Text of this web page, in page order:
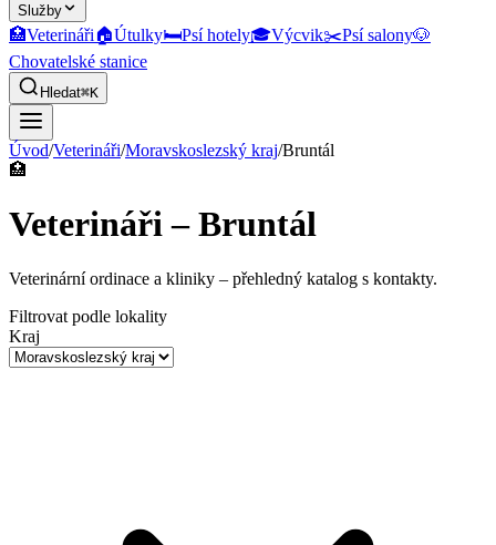
Služby
🏥Veterináři🏠Útulky🛏️Psí hotely🎓Výcvik✂️Psí salony🐶
Chovatelské stanice
Hledat⌘K
Úvod/Veterináři/Moravskoslezský kraj/Bruntál
🏥
Veterináři – Bruntál
Veterinární ordinace a kliniky – přehledný katalog s kontakty.
Filtrovat podle lokality
Kraj